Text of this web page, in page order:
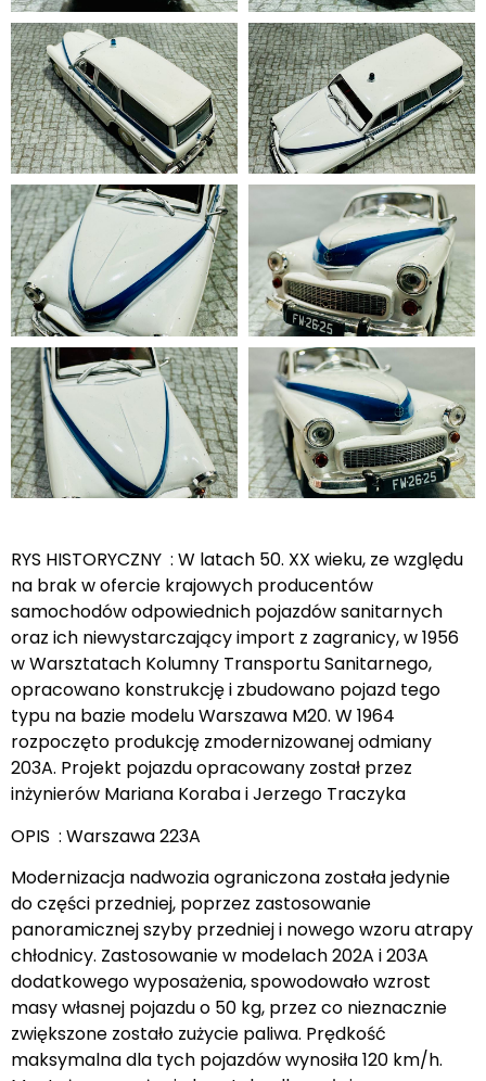
RYS HISTORYCZNY : W latach 50. XX wieku, ze względu
na brak w ofercie krajowych producentów
samochodów odpowiednich pojazdów sanitarnych
oraz ich niewystarczający import z zagranicy, w 1956
w Warsztatach Kolumny Transportu Sanitarnego,
opracowano konstrukcję i zbudowano pojazd tego
typu na bazie modelu Warszawa M20. W 1964
rozpoczęto produkcję zmodernizowanej odmiany
203A. Projekt pojazdu opracowany został przez
inżynierów Mariana Koraba i Jerzego Traczyka
OPIS : Warszawa 223A
Modernizacja nadwozia ograniczona została jedynie
do części przedniej, poprzez zastosowanie
panoramicznej szyby przedniej i nowego wzoru atrapy
chłodnicy. Zastosowanie w modelach 202A i 203A
dodatkowego wyposażenia, spowodowało wzrost
masy własnej pojazdu o 50 kg, przez co nieznacznie
zwiększone zostało zużycie paliwa. Prędkość
maksymalna dla tych pojazdów wynosiła 120 km/h.